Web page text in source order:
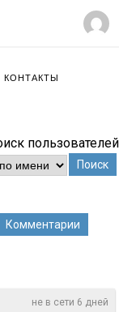
КОНТАКТЫ
пользователей
Поиск
Комментарии
не в сети 6 дней